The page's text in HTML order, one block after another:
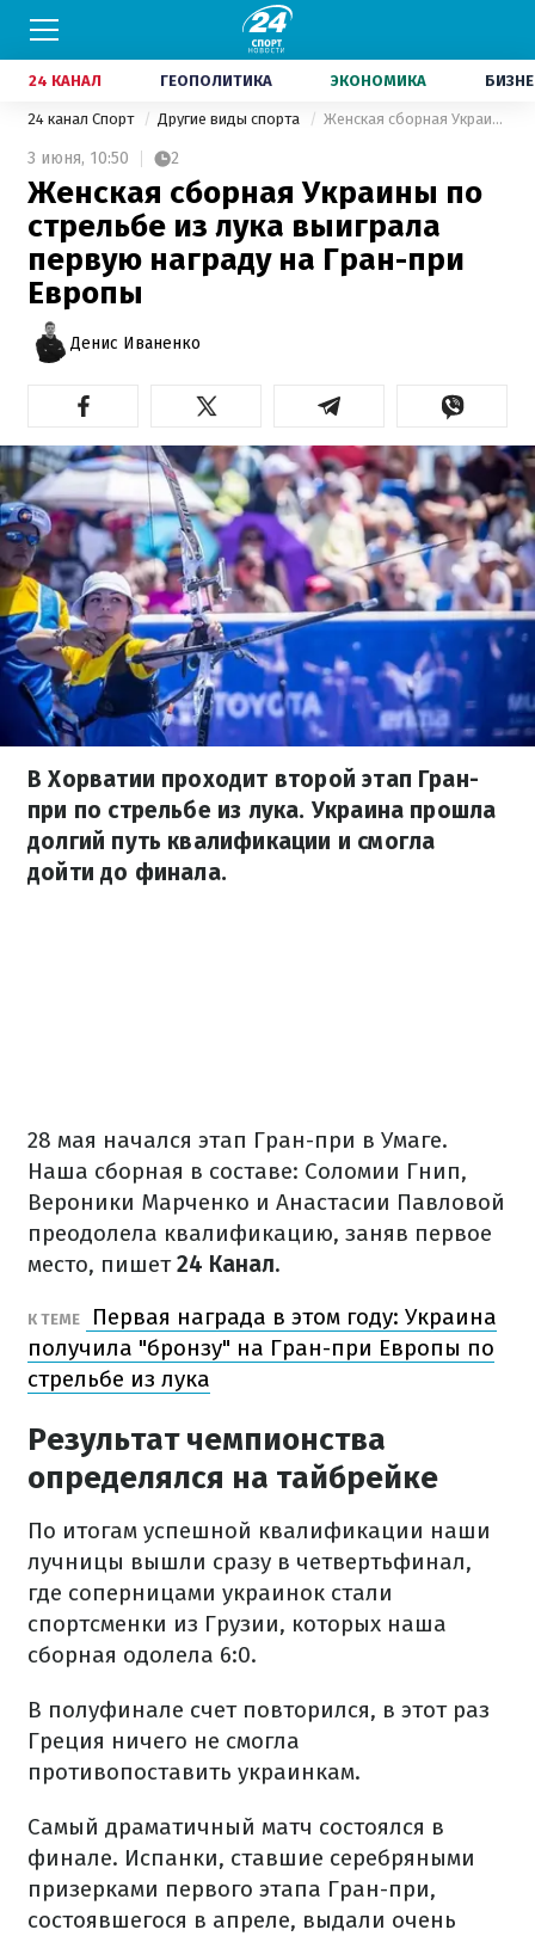
24 КАНАЛ ГЕОПОЛИТИКА ЭКОНОМИКА
24 канал Спорт Другие виды спорта Женская сборная Украины по стрельбе из лука выиграла первую награду на Гран-при Европы
3 июня, 10:50 2
Женская сборная Украины по
стрельбе из лука выиграла
первую награду на Гран-при
Европы
Денис Иваненко
В Хорватии проходит второй этап Гран-
при по стрельбе из лука. Украина прошла
долгий путь квалификации и смогла
дойти до финала.
28 мая начался этап Гран-при в Умаге.
Наша сборная в составе: Соломии Гнип,
Вероники Марченко и Анастасии Павловой
преодолела квалификацию, заняв первое
место, пишет24 Канал.
К ТЕМЕ
Первая награда в этом году: Украина
получила "бронзу" на Гран-при Европы по
стрельбе из лука
Результат чемпионства
определялся на тайбрейке
По итогам успешной квалификации наши
лучницы вышли сразу в четвертьфинал,
где соперницами украинок стали
спортсменки из Грузии, которых наша
сборная одолела 6:0.
В полуфинале счет повторился, в этот раз
Греция ничего не смогла
противопоставить украинкам.
Самый драматичный матч состоялся в
финале. Испанки, ставшие серебряными
призерками первого этапа Гран-при,
состоявшегося в апреле, выдали очень